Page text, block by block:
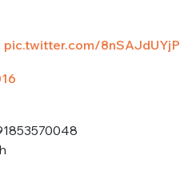
pic.twitter.com/8nSAJdUYjP
sélection